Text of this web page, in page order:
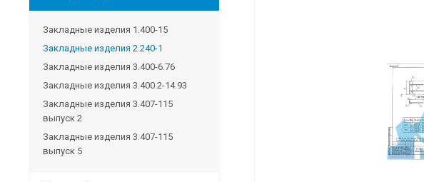
Закладные изделия 1.400-15
Закладные изделия 2.240-1
Закладные изделия 3.400-6.76
Закладные изделия 3.400.2-14.93
Закладные изделия 3.407-115
выпуск 2
Закладные изделия 3.407-115
выпуск 5